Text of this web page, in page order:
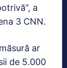
a
3 CNN.
ar
de 5.000